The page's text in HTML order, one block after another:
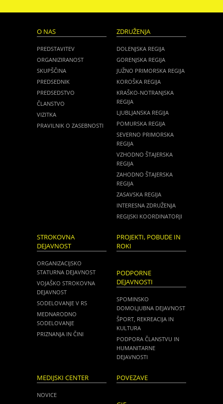
O NAS
PREDSTAVITEV
ORGANIZIRANOST
SKUPŠČINA
PREDSEDNIK
PREDSEDSTVO
ČLANSTVO
VIZITKA
PRAVILNIK O ZASEBNOSTI
ZDRUŽENJA
DOLENJSKA REGIJA
GORENJSKA REGIJA
JUŽNO PRIMORSKA REGIJA
KOROŠKA REGIJA
KRAŠKO-NOTRANJSKA
REGIJA
LJUBLJANSKA REGIJA
POMURSKA REGIJA
SEVERNO PRIMORSKA
REGIJA
VZHODNO ŠTAJERSKA
REGIJA
ZAHODNO ŠTAJERSKA
REGIJA
ZASAVSKA REGIJA
INTERESNA ZDRUŽENJA
REGIJSKI KOORDINATORJI
STROKOVNA
DEJAVNOST
ORGANIZACIJSKO
STATURNA DEJAVNOST
VOJAŠKO STROKOVNA
DEJAVNOST
SODELOVANJE V RS
MEDNARODNO
SODELOVANJE
PRIZNANJA IN ČINI
PROJEKTI, POBUDE IN
ROKI
PODPORNE
DEJAVNOSTI
SPOMINSKO
DOMOLJUBNA DEJAVNOST
ŠPORT, REKREACIJA IN
KULTURA
PODPORA ČLANSTVU IN
HUMANITARNE
DEJAVNOSTI
MEDIJSKI CENTER
NOVICE
POVEZAVE